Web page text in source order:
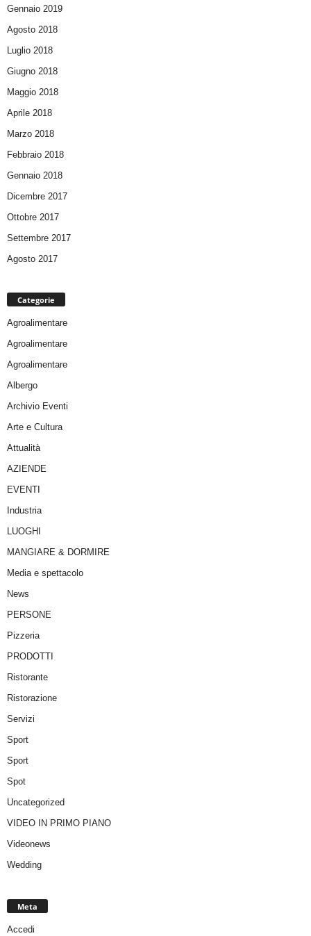
Gennaio 2019
Agosto 2018
Luglio 2018
Giugno 2018
Maggio 2018
Aprile 2018
Marzo 2018
Febbraio 2018
Gennaio 2018
Dicembre 2017
Ottobre 2017
Settembre 2017
Agosto 2017
Categorie
Agroalimentare
Agroalimentare
Agroalimentare
Albergo
Archivio Eventi
Arte e Cultura
Attualità
AZIENDE
EVENTI
Industria
LUOGHI
MANGIARE & DORMIRE
Media e spettacolo
News
PERSONE
Pizzeria
PRODOTTI
Ristorante
Ristorazione
Servizi
Sport
Sport
Spot
Uncategorized
VIDEO IN PRIMO PIANO
Videonews
Wedding
Meta
Accedi